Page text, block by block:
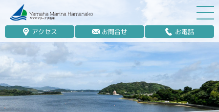
アクセス お問合せ お電話
マリーナ案内
船舶免許
マリンレジャー